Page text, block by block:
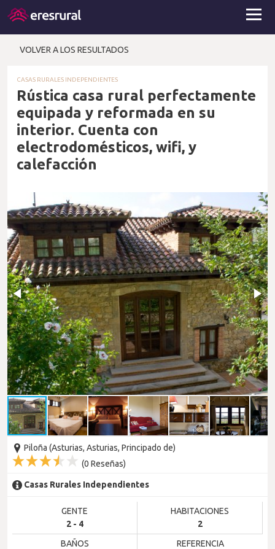
VOLVER A LOS RESULTADOS
CASAS RURALES INDEPENDIENTES
Rústica casa rural perfectamente
equipada y reformada en su
interior. Cuenta con
electrodomésticos, wifi, y
calefacción
Piloña (Asturias, Asturias, Principado de)
(0 Reseñas)
Casas Rurales Independientes
GENTE
2 - 4
HABITACIONES
2
BAÑOS
REFERENCIA